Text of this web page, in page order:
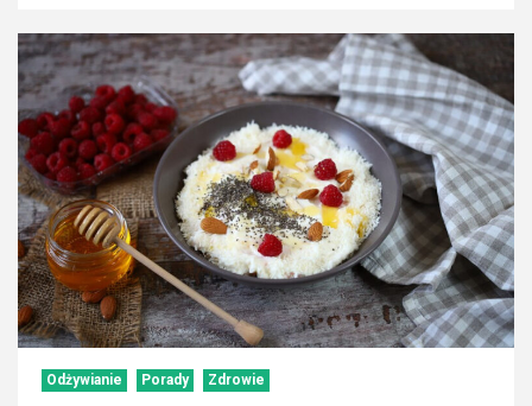
Odżywianie Porady Zdrowie